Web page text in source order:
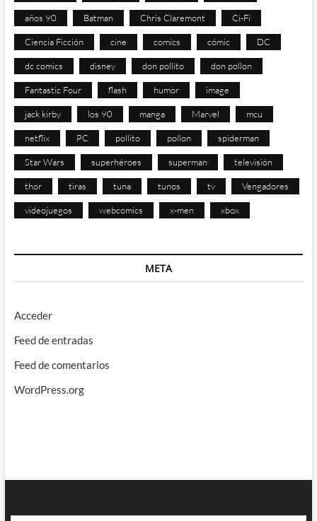
años 90 Batman Chris Claremont Ci-Fi
Ciencia Ficción cine comics cómic DC
dc comics disney don pollito don pollon
Fantastic Four flash humor image
jack kirby los 90 manga Marvel mcu
netflix PC pollito pollon spiderman
Star Wars superhéroes superman televisión
thor tiras tuna tunos tv Vengadores
videojuegos webcomics x-men xbox
META
Acceder
Feed de entradas
Feed de comentarios
WordPress.org